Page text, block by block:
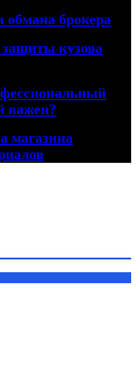
брокера
кузова
важен?
магазина